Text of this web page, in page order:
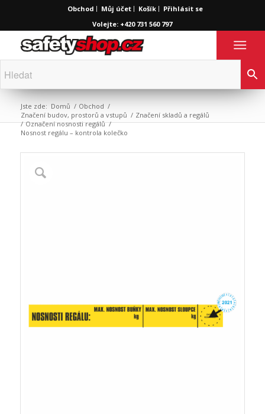
Obchod Můj účet Košík
Přihlásit se
Volejte: +420 731 560 797
Jste zde: Domů / Obchod /
Značení budov, prostorů a vstupů / Značení skladů a regálů
/ Označení nosnosti regálů /
Nosnost regálu – kontrola kolečko